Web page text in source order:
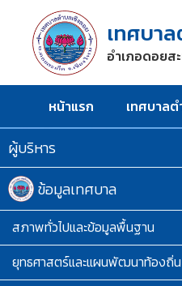
เทศบา
อำเภอดอยส
หน้าแรก เทศบาล
ผู้บริหาร
ข้อมูลเทศบาล
สภาพทั่วไปและข้อมูลพื้นฐาน
ยุทธศาสตร์และแผนพัฒนาท้องถิ่น